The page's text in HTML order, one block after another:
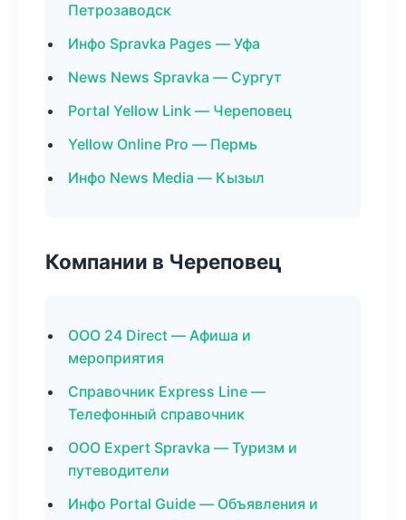
Петрозаводск
Инфо Spravka Pages — Уфа
News News Spravka — Сургут
Portal Yellow Link — Череповец
Yellow Online Pro — Пермь
Инфо News Media — Кызыл
Компании в Череповец
ООО 24 Direct — Афиша и
мероприятия
Справочник Express Line —
Телефонный справочник
ООО Expert Spravka — Туризм и
путеводители
Инфо Portal Guide — Объявления и